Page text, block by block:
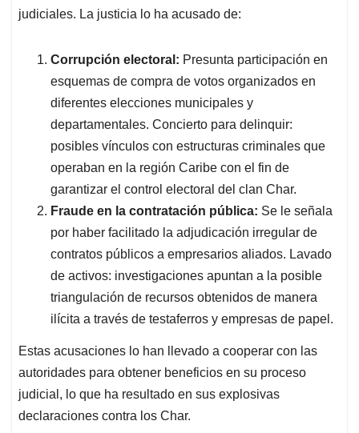
judiciales. La justicia lo ha acusado de:
Corrupción electoral: Presunta participación en
esquemas de compra de votos organizados en
diferentes elecciones municipales y
departamentales. Concierto para delinquir:
posibles vínculos con estructuras criminales que
operaban en la región Caribe con el fin de
garantizar el control electoral del clan Char.
Fraude en la contratación pública: Se le señala
por haber facilitado la adjudicación irregular de
contratos públicos a empresarios aliados. Lavado
de activos: investigaciones apuntan a la posible
triangulación de recursos obtenidos de manera
ilícita a través de testaferros y empresas de papel.
Estas acusaciones lo han llevado a cooperar con las
autoridades para obtener beneficios en su proceso
judicial, lo que ha resultado en sus explosivas
declaraciones contra los Char.